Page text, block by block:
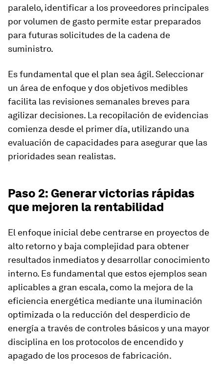
paralelo, identificar a los proveedores principales
por volumen de gasto permite estar preparados
para futuras solicitudes de la cadena de
suministro.
Es fundamental que el plan sea ágil. Seleccionar
un área de enfoque y dos objetivos medibles
facilita las revisiones semanales breves para
agilizar decisiones. La recopilación de evidencias
comienza desde el primer día, utilizando una
evaluación de capacidades para asegurar que las
prioridades sean realistas.
Paso 2: Generar victorias rápidas
que mejoren la rentabilidad
El enfoque inicial debe centrarse en proyectos de
alto retorno y baja complejidad para obtener
resultados inmediatos y desarrollar conocimiento
interno. Es fundamental que estos ejemplos sean
aplicables a gran escala, como la mejora de la
eficiencia energética mediante una iluminación
optimizada o la reducción del desperdicio de
energía a través de controles básicos y una mayor
disciplina en los protocolos de encendido y
apagado de los procesos de fabricación.